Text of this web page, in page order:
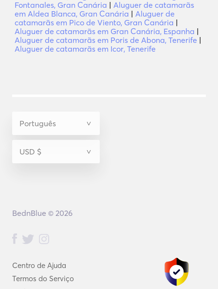
Fontanales, Gran Canária | Aluguer de catamarãs
em Aldea Blanca, Gran Canária | Aluguer de
catamarãs em Pico de Viento, Gran Canária |
Aluguer de catamarãs em Gran Canária, Espanha |
Aluguer de catamarãs em Poris de Abona, Tenerife |
Aluguer de catamarãs em Icor, Tenerife
Centro de Ajuda
Termos do Serviço
BednBlue © 2026